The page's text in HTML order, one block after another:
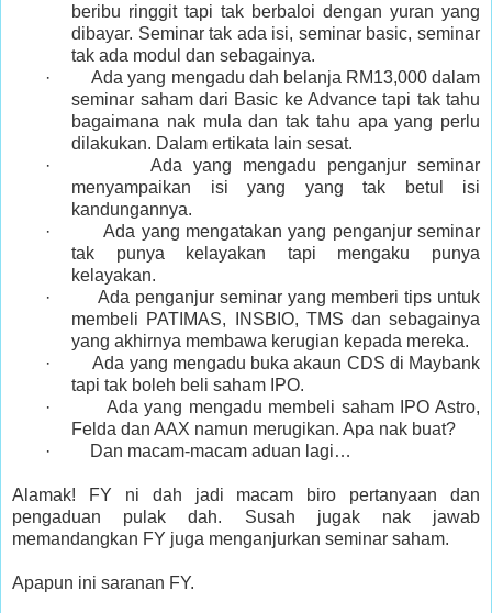
beribu ringgit tapi tak berbaloi dengan yuran yang
dibayar. Seminar tak ada isi, seminar basic, seminar
tak ada modul dan sebagainya.
· Ada yang mengadu dah belanja RM13,000 dalam
seminar saham dari Basic ke Advance tapi tak tahu
bagaimana nak mula dan tak tahu apa yang perlu
dilakukan. Dalam ertikata lain sesat.
· Ada yang mengadu penganjur seminar
menyampaikan isi yang yang tak betul isi
kandungannya.
· Ada yang mengatakan yang penganjur seminar
tak punya kelayakan tapi mengaku punya
kelayakan.
· Ada penganjur seminar yang memberi tips untuk
membeli PATIMAS, INSBIO, TMS dan sebagainya
yang akhirnya membawa kerugian kepada mereka.
· Ada yang mengadu buka akaun CDS di Maybank
tapi tak boleh beli saham IPO.
· Ada yang mengadu membeli saham IPO Astro,
Felda dan AAX namun merugikan. Apa nak buat?
· Dan macam-macam aduan lagi…
Alamak! FY ni dah jadi macam biro pertanyaan dan
pengaduan pulak dah. Susah jugak nak jawab
memandangkan FY juga menganjurkan seminar saham.
Apapun ini saranan FY.